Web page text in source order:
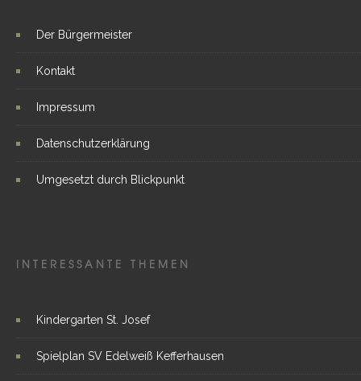
Der Bürgermeister
Kontakt
Impressum
Datenschutzerklärung
Umgesetzt durch Blickpunkt
INTERESSANTE THEMEN
Kindergarten St. Josef
Spielplan SV Edelweiß Kefferhausen